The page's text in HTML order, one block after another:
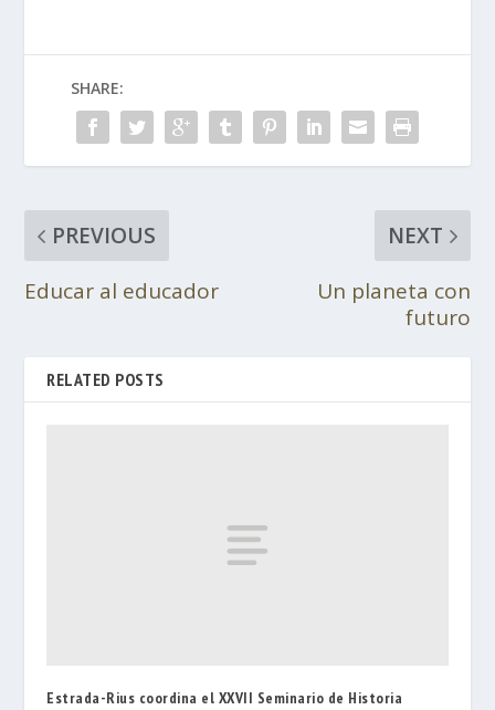
SHARE:
PREVIOUS
Educar al educador
NEXT
Un planeta con
futuro
RELATED POSTS
Estrada-Rius coordina el XXVII Seminario de Historia